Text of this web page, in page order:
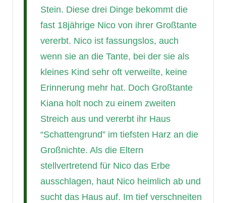
Stein. Diese drei Dinge bekommt die
fast 18jährige Nico von ihrer Großtante
vererbt. Nico ist fassungslos, auch
wenn sie an die Tante, bei der sie als
kleines Kind sehr oft verweilte, keine
Erinnerung mehr hat. Doch Großtante
Kiana holt noch zu einem zweiten
Streich aus und vererbt ihr Haus
“Schattengrund” im tiefsten Harz an die
Großnichte. Als die Eltern
stellvertretend für Nico das Erbe
ausschlagen, haut Nico heimlich ab und
sucht das Haus auf. Im tief verschneiten